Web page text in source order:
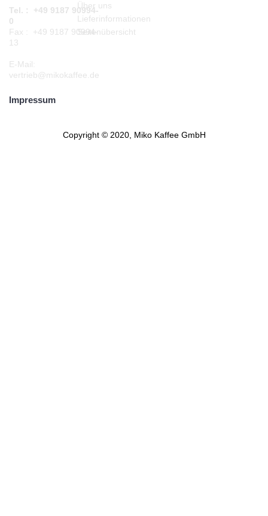
Tel. : +49 9187 90994-
0
Fax : +49 9187 90994-
13
E-Mail:
vertrieb@mikokaffee.de
Über uns
Lieferinformationen
Seitenübersicht
Impressum
Copyright © 2020, Miko Kaffee GmbH